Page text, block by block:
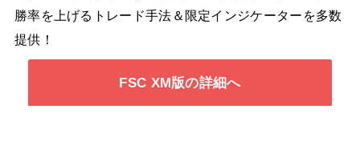
勝率を上げるトレード手法＆限定インジケーターを多数
提供！
FSC XM版の詳細へ